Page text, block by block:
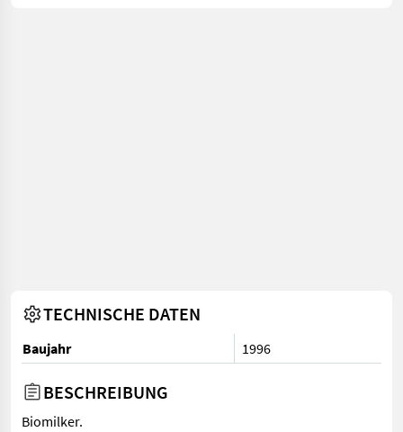
TECHNISCHE DATEN
Baujahr 1996
BESCHREIBUNG
Biomilker.